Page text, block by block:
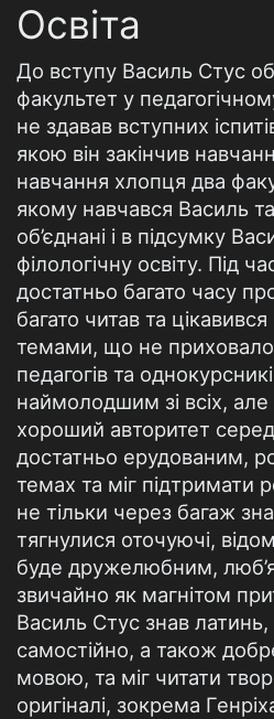
Освіта
До вступу Василь Стус
факультет у
не здавав вступних
якою він закінчив
навчання хлопця два
якому навчався Василь
об’єднані і в підсумку
філологічну освіту. Під
достатньо багато часу
багато читав та
темами, що не
педагогів та
наймолодшим зі всіх,
хороший авторитет
достатньо ерудованим,
темах та міг підтримати
не тільки через багаж
тягнулися оточуючі,
буде дружелюбним,
звичайно як магнітом
Василь Стус знав
самостійно, а також
мовою, та міг читати
оригіналі, зокрема